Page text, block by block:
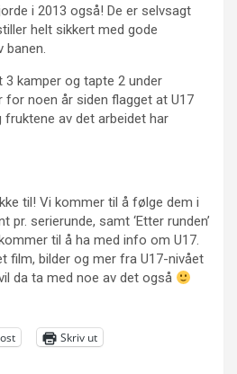
i 2013 også! De er selvsagt
helt sikkert med gode
banen.
3 kamper og tapte 2 under
for noen år siden flagget at U17
av det arbeidet har
til! Vi kommer til å følge dem i
pr. serierunde, samt ‘Etter runden’
til å ha med info om U17.
film, bilder og mer fra U17-nivået
da ta med noe av det også
Skriv ut